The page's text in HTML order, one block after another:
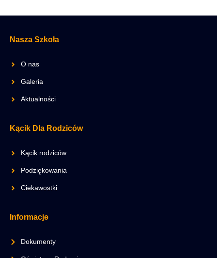
Nasza Szkoła
O nas
Galeria
Aktualności
Kącik Dla Rodziców
Kącik rodziców
Podziękowania
Ciekawostki
Informacje
Dokumenty